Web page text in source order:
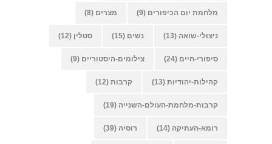
מלחמת יום הכיפורים (9) מצרים (8)
ניצולי-שואה (13) נשים (15) סטלין (12)
סיפורי-חיים (24) צילומים-היסטוריים (9)
קהילות-יהודיות (13) קרבות (12)
קרבות-מלחמת-העולם-השנייה (19)
רומא-העתיקה (14) רוסיה (39)